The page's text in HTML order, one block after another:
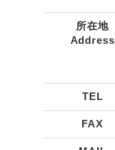
所在地
Address
TEL
FAX